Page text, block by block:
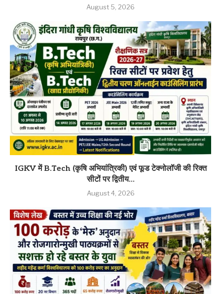
August 5, 2026
IGKV में B.Tech (कृषि अभियांत्रिकी) एवं फूड टेक्नोलॉजी की रिक्त
सीटों पर द्वितीय...
August 4, 2026